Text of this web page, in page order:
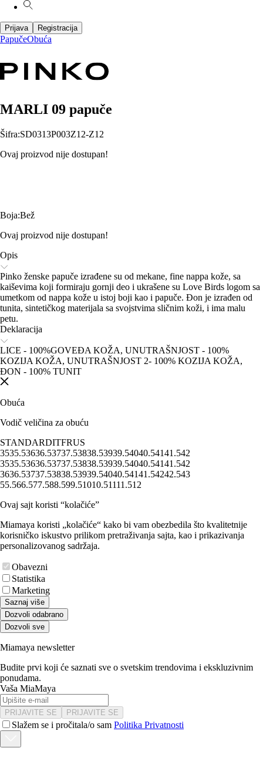
Prijava Registracija
PapučeObuća
MARLI 09 papuče
Šifra:SD0313P003Z12-Z12
Ovaj proizvod nije dostupan!
Boja:Bež
Ovaj proizvod nije dostupan!
Opis
Pinko ženske papuče izrađene su od mekane, fine nappa kože, sa
kaiševima koji formiraju gornji deo i ukrašene su Love Birds logom sa
umetkom od nappa kože u istoj boji kao i papuče. Đon je izrađen od
tunita, sintetičkog materijala sa svojstvima sličnim koži, i ima malu
petu.
Deklaracija
LICE - 100%GOVEĐA KOŽA, UNUTRAŠNJOST - 100%
KOZIJA KOŽA, UNUTRAŠNJOST 2- 100% KOZIJA KOŽA,
ĐON - 100% TUNIT
Obuća
Vodič veličina za obuću
STANDARDITFRUS
3535.53636.53737.53838.53939.54040.54141.542
3535.53636.53737.53838.53939.54040.54141.542
3636.53737.53838.53939.54040.54141.54242.543
55.566.577.588.599.51010.51111.512
Ovaj sajt koristi “kolačiće”
Miamaya koristi „kolačiće“ kako bi vam obezbedila što kvalitetnije
korisničko iskustvo prilikom pretraživanja sajta, kao i prikazivanja
personalizovanog sadržaja.
Obavezni
Statistika
Marketing
Saznaj više
Dozvoli odabrano
Dozvoli sve
Miamaya newsletter
Budite prvi koji će saznati sve o svetskim trendovima i ekskluzivnim
ponudama.
Vaša MiaMaya
PRIJAVITE SE PRIJAVITE SE
Slažem se i pročitala/o sam Politika Privatnosti